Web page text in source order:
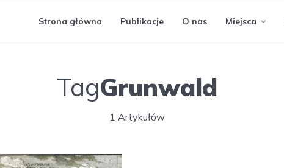
Strona główna Publikacje O nas Miejsca
TagGrunwald
1 Artykułów